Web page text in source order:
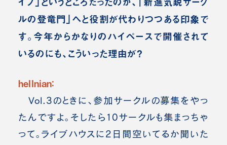
ルの登竜門」へと役割が代わりつつある印象で
す。今年からかなりのハイペースで開催されて
いるのにも、こういった理由が？
hellnian：
Vol.3のときに、参加サークルの募集をやっ
たんですよ。そしたら10サークルも集まっちゃ
って。ライブハウスに2日間空いてるか聞いた